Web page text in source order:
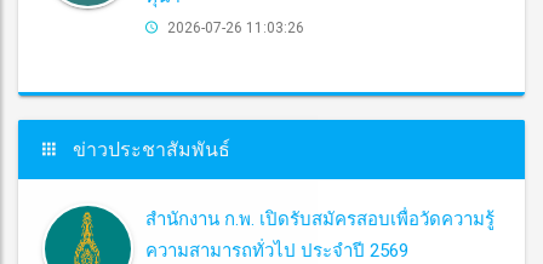
2026-07-26 11:03:26
ข่าวประชาสัมพันธ์
สำนักงาน ก.พ. เปิดรับสมัครสอบเพื่อวัดความรู้
ความสามารถทั่วไป ประจำปี 2569